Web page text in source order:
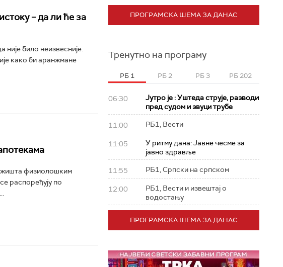
– да ли ће за
било неизвесније.
како би аранжмане
физиолошким
распоређују по
ПРОГРАМСКА ШЕМА ЗА ДАНАС
Тренутно на програму
РБ 1 РБ 2 РБ 3 РБ 202
06:30
Јутро је : Уштеда струје, разводи
пред судом и звуци трубе
11:00 РБ1, Вести
11:05
У ритму дана: Јавне чесме за
јавно здравље
11:55 РБ1, Српски на српском
12:00
РБ1, Вести и извештај о
водостању
ПРОГРАМСКА ШЕМА ЗА ДАНАС